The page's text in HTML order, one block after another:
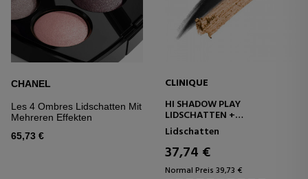
CHANEL
Les 4 Ombres Lidschatten Mit
Mehreren Effekten
65,73 €
CLINIQUE
HI SHADOW PLAY
LIDSCHATTEN +
LIDSCHATTEN-DEFINIERER
Lidschatten
37,74 €
Normal Preis 39,73 €